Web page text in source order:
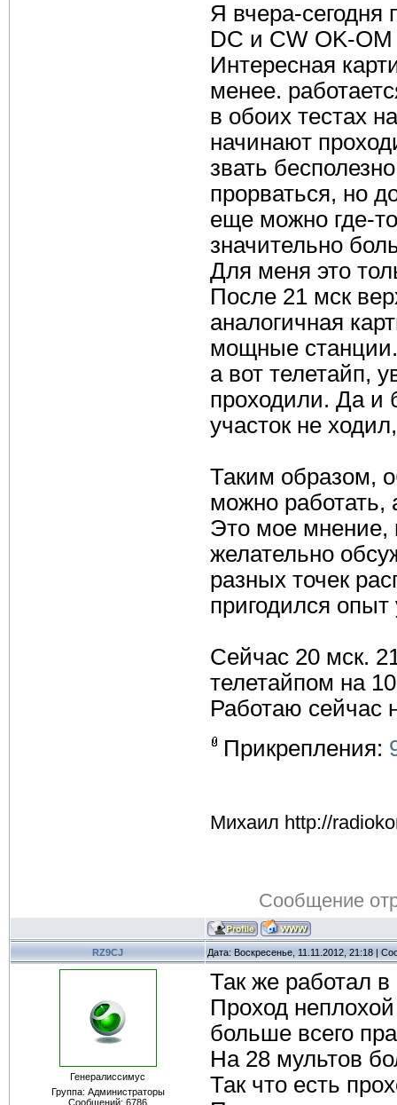
Я вчера-сегодня
DC и CW OK-
Интересная
менее.
в обоих тестах
начинают
звать
прорваться, но
еще можно где-
значительно
Для меня это
После 21 мск
аналогичная
мощные
а вот телетайп,
проходили. Да и
участок не
Таким образом,
можно работать,
Это мое мнение,
желательно
разных точек
пригодился
Сейчас 20 мск.
телетайпом на
Работаю
Прикрепления:
Михаил http://
Сообщение
RZ9CJ Дата: Воскресенье, 11.11.2012, 21:18 |
Генералиссимус
Группа: Администраторы
Сообщений: 6786
Так же работал
Проход
больше всего
На 28 мультов
Так что есть